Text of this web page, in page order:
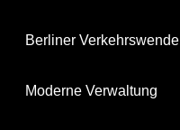
Berliner Verkehrswende
Moderne Verwaltung